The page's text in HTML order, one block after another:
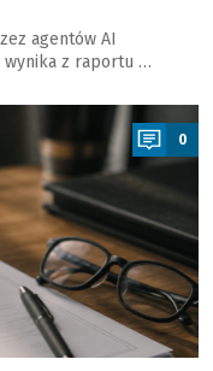
agentów AI
wynika z raportu …
0